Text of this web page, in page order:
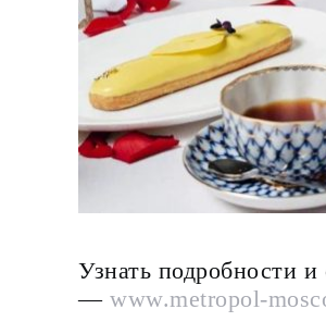
Узнать подробности
— www.metropol-